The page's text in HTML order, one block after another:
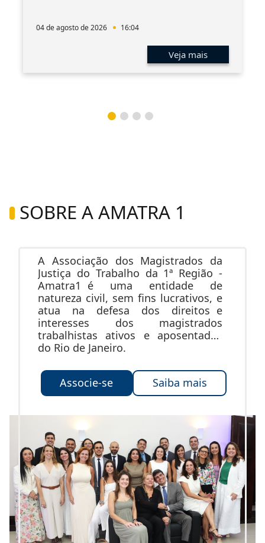
04 de agosto de 2026 16:04
Veja mais
SOBRE A AMATRA 1
A Associação dos Magistrados da
Justiça do Trabalho da 1ª Região -
Amatra1 é uma entidade de
natureza civil, sem fins lucrativos, e
atua na defesa dos direitos e
interesses dos magistrados
trabalhistas ativos e aposentados
do Rio de Janeiro.
Associe-se Saiba mais